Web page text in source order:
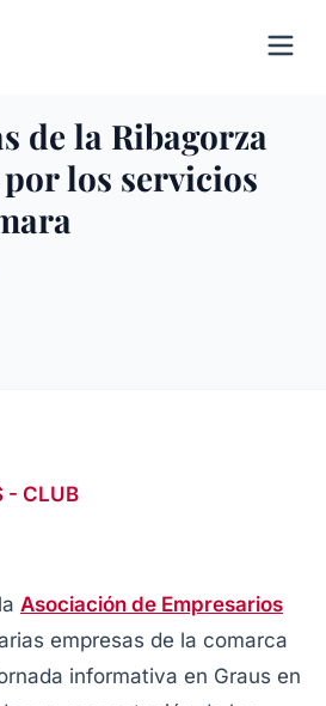
de la Ribagorza
los servicios
Asociación de Empresarios
empresas de la comarca
informativa en Graus en